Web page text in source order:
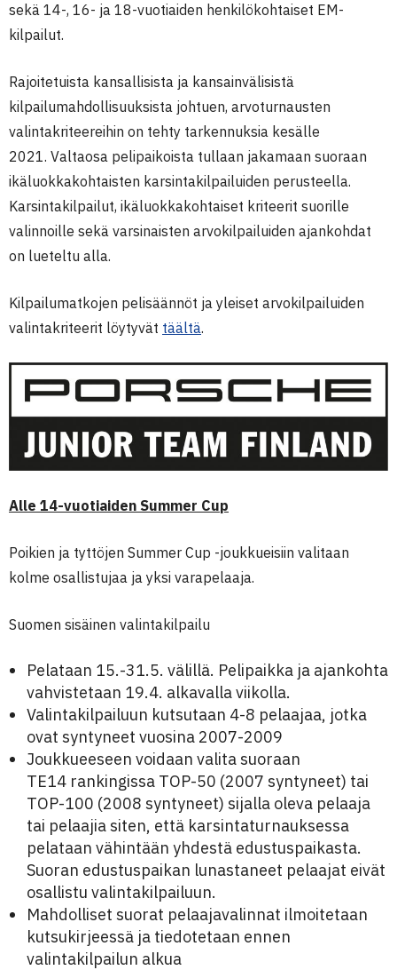
sekä 14-, 16- ja 18-vuotiaiden henkilökohtaiset EM-
kilpailut.
Rajoitetuista kansallisista ja kansainvälisistä
kilpailumahdollisuuksista johtuen, arvoturnausten
valintakriteereihin on tehty tarkennuksia kesälle
2021. Valtaosa pelipaikoista tullaan jakamaan suoraan
ikäluokkakohtaisten karsintakilpailuiden perusteella.
Karsintakilpailut, ikäluokkakohtaiset kriteerit suorille
valinnoille sekä varsinaisten arvokilpailuiden ajankohdat
on lueteltu alla.
Kilpailumatkojen pelisäännöt ja yleiset arvokilpailuiden
valintakriteerit löytyvät täältä.
Alle 14-vuotiaiden Summer Cup
Poikien ja tyttöjen Summer Cup -joukkueisiin valitaan
kolme osallistujaa ja yksi varapelaaja.
Suomen sisäinen valintakilpailu
Pelataan 15.-31.5. välillä. Pelipaikka ja ajankohta
vahvistetaan 19.4. alkavalla viikolla.
Valintakilpailuun kutsutaan 4-8 pelaajaa, jotka
ovat syntyneet vuosina 2007-2009
Joukkueeseen voidaan valita suoraan
TE14 rankingissa TOP-50 (2007 syntyneet) tai
TOP-100 (2008 syntyneet) sijalla oleva pelaaja
tai pelaajia siten, että karsintaturnauksessa
pelataan vähintään yhdestä edustuspaikasta.
Suoran edustuspaikan lunastaneet pelaajat eivät
osallistu valintakilpailuun.
Mahdolliset suorat pelaajavalinnat ilmoitetaan
kutsukirjeessä ja tiedotetaan ennen
valintakilpailun alkua